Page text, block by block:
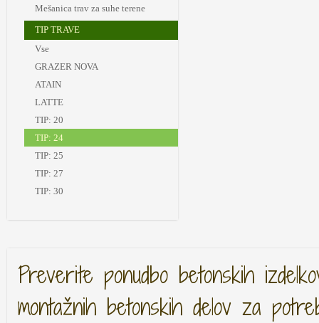
Mešanica trav za suhe terene
TIP TRAVE
Vse
GRAZER NOVA
ATAIN
LATTE
TIP: 20
TIP: 24
TIP: 25
TIP: 27
TIP: 30
Preverite ponudbo betonskih
montažnih betonskih delov za